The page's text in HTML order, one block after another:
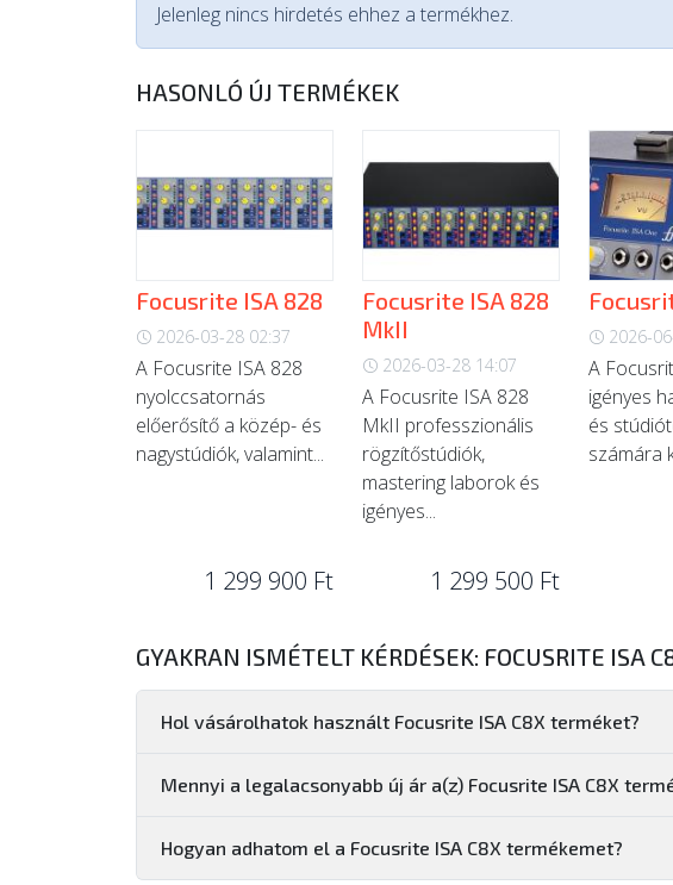
Jelenleg nincs hirdetés ehhez a termékhez.
HASONLÓ ÚJ TERMÉKEK
Focusrite ISA 828
2026-03-28 02:37
A Focusrite ISA 828
nyolccsatornás
előerősítő a közép- és
nagystúdiók, valamint...
1 299 900 Ft
Focusrite ISA 828
MkII
2026-03-28 14:07
A Focusrite ISA 828
MkII professzionális
rögzítőstúdiók,
mastering laborok és
igényes...
1 299 500 Ft
2026-
A
igényes
és
számára
GYAKRAN ISMÉTELT KÉRDÉSEK: FOCUSRITE ISA
Hol vásárolhatok használt Focusrite ISA C8X terméket?
Mennyi a legalacsonyabb új ár a(z) Focusrite ISA C8X
Hogyan adhatom el a Focusrite ISA C8X termékemet?